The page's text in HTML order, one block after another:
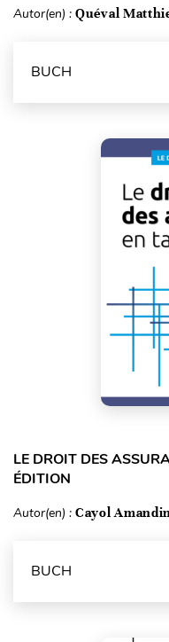
Autor(en) : Quéval
BUCH
LE DROIT DES
ÉDITION
Autor(en) : Cayol
BUCH